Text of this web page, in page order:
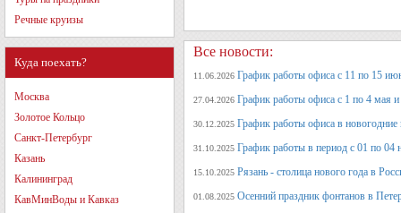
Речные круизы
Куда поехать?
Москва
Золотое Кольцо
Санкт-Петербург
Казань
Калининград
КавМинВоды и Кавказ
Все новости:
11.06.2026 График работы офиса с 11 по 15
27.04.2026 График работы офиса с 1 по 4 мая
30.12.2025 График работы офиса в новогодние
31.10.2025 График работы в период с 01 по 04
15.10.2025 Рязань - столица нового года в
01.08.2025 Осенний праздник фонтанов в